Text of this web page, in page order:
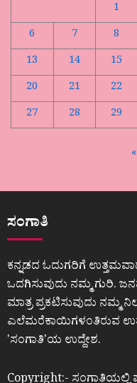
1
6
7 8
13
14 15
20
21 22
27
28 29
ಸಂಗಾತಿ
ಕನ್ನಡದ ಓದುಗರಿಗೆ
ಒದಗಿಸುವುದು ನಮ್ಮ ಗುರಿ.
ಮಾತ್ರ ಪ್ರಕಟಿಸುವುದು ನಮ್ಮ
ಎಲೆಮರೆಕಾಯಿಗಳಂತಿರುವ
ʼಸಂಗಾತಿʼಯ ಉದ್ದೇಶ.